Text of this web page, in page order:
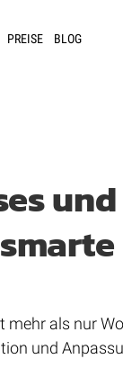
PREISE BLOG
mehr als nur
und